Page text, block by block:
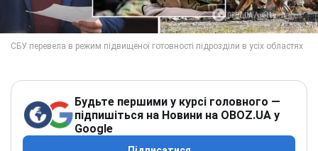
Будьте першими у курсі головного —
підпишіться на Новини на OBOZ.UA у
Google